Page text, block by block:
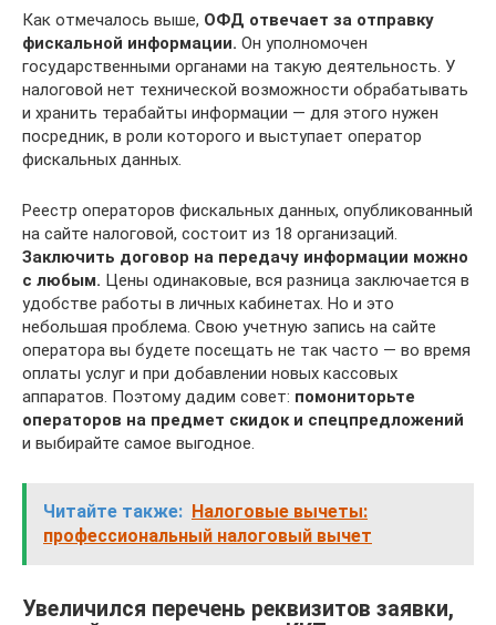
Как отмечалось выше, ОФД отвечает за отправку
фискальной информации. Он уполномочен
государственными органами на такую деятельность. У
налоговой нет технической возможности обрабатывать
и хранить терабайты информации — для этого нужен
посредник, в роли которого и выступает оператор
фискальных данных.
Реестр операторов фискальных данных, опубликованный
на сайте налоговой, состоит из 18 организаций.
Заключить договор на передачу информации можно
с любым. Цены одинаковые, вся разница заключается в
удобстве работы в личных кабинетах. Но и это
небольшая проблема. Свою учетную запись на сайте
оператора вы будете посещать не так часто — во время
оплаты услуг и при добавлении новых кассовых
аппаратов. Поэтому дадим совет: помониторьте
операторов на предмет скидок и спецпредложений
и выбирайте самое выгодное.
Читайте также: Налоговые вычеты:
профессиональный налоговый вычет
Увеличился перечень реквизитов заявки,